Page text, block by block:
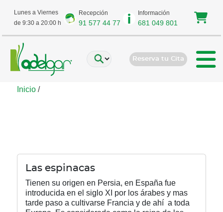
Lunes a Viernes
de 9:30 a 20:00 h
Recepción
91 577 44 77
Información
681 049 801
Reserva tu Cita
Inicio /
Las espinacas
Tienen su origen en Persia, en España fue
introducida en el siglo XI por los árabes y mas
tarde paso a cultivarse Francia y de ahí a toda